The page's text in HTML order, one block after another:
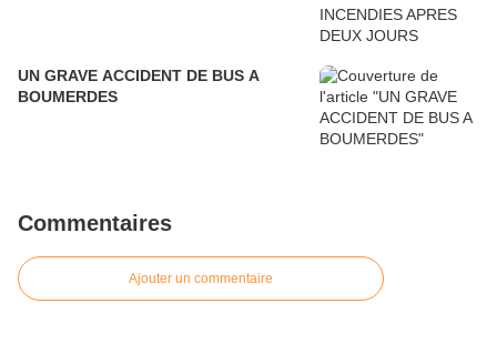
UN GRAVE ACCIDENT DE BUS A
BOUMERDES
Commentaires
Ajouter un commentaire